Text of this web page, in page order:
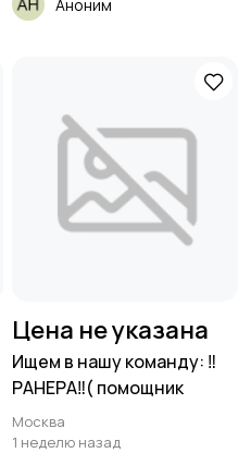
Аноним
Цена не указана
Ищем в нашу команду: ‼️
РАНЕРА‼️( помощник
Москва
1 неделю назад